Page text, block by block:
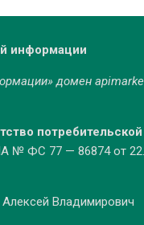
информации
домен
№ ФС 77 — 86874 от
Владимирович